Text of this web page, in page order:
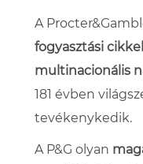
A
fogyasztási
multinacionális
181 évben
tevékenykedik.
A P&G olyan